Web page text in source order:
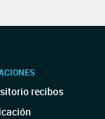
recibos